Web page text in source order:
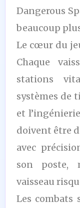
Dangerous
beaucoup
Le cœur du
Chaque
stations
systèmes de
et
doivent être
avec
son poste,
vaisseau
Les combats